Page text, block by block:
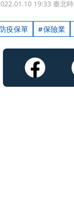
19:33 臺北
防疫保單 保險業